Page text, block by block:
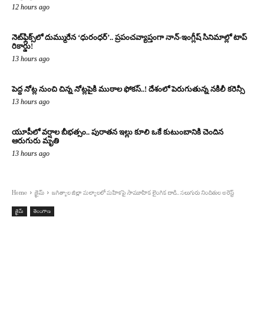
12 hours ago
నెట్‌ఫ్లిక్స్‌లో దుమ్మురేన ‘ధురంధర్’.. ప్రపంచవ్యాప్తంగా నాన్-ఇంగ్లీష్ సినిమాల్లో టాప్
రికార్డు!
13 hours ago
పెద్ద నోట్ల నుంచి చిన్న నోట్లపైకి ముఠాల ఫోకస్..! దేశంలో పెరుగుతున్న నకిలీ కరెన్సీ
13 hours ago
యూపీలో వర్షాల బీభత్సం.. పురాతన ఇల్లు కూలి ఒకే కుటుంబానికి చెందిన
ఆరుగురు మృతి
13 hours ago